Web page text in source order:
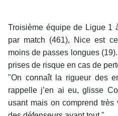
Troisième équipe de Ligue 1
par match (461), Nice est
moins de passes longues
prises de risque en cas de
"On connaît la rigueur des
rappelle j’en ai eu, glisse
usant mais on comprend